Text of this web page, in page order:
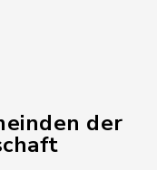
der